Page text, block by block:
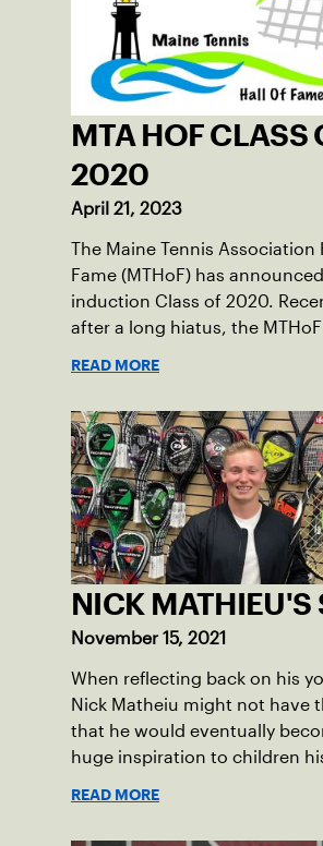
MTA HOF CLASS
2020
April 21, 2023
The Maine Tennis Association
Fame (MTHoF) has
induction Class of 2020.
after a long hiatus, the
Because the covid pandemic
interrupted all our lives, the
ceremony honoring the new
as well as those of 2019, has
postponed until the fall of
READ MORE
NICK MATHIEU'S
November 15, 2021
When reflecting back on his
Nick Matheiu might not have
that he would eventually
huge inspiration to children
READ MORE